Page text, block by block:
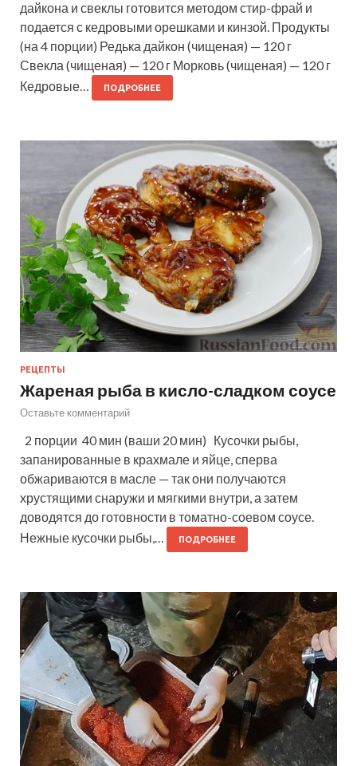
дайкона и свеклы готовится методом стир-фрай и
подается с кедровыми орешками и кинзой. Продукты
(на 4 порции) Редька дайкон (чищеная) — 120 г
Свекла (чищеная) — 120 г Морковь (чищеная) — 120 г
Кедровые…
ПОДРОБНЕЕ
РЕЦЕПТЫ
Жареная рыба в кисло-сладком соусе
Оставьте комментарий
2 порции 40 мин (ваши 20 мин) Кусочки рыбы,
запанированные в крахмале и яйце, сперва
обжариваются в масле — так они получаются
хрустящими снаружи и мягкими внутри, а затем
доводятся до готовности в томатно-соевом соусе.
Нежные кусочки рыбы,…
ПОДРОБНЕЕ